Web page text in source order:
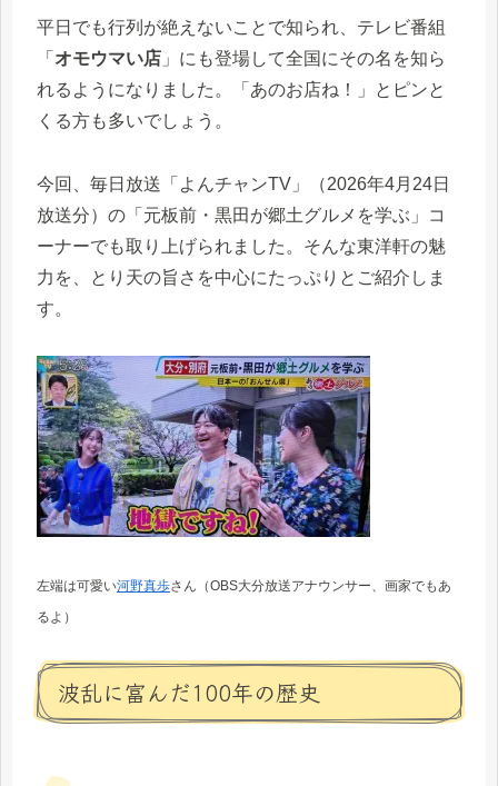
平日でも行列が絶えないことで知られ、テレビ番組
「 オモウマい店 」にも登場して全国にその名を知ら
れるようになりました。「あのお店ね！」とピンと
くる方も多いでしょう。
今回、毎日放送「よんチャンTV」（2026年4月24日
放送分）の「元板前・黒田が郷土グルメを学ぶ」コ
ーナーでも取り上げられました。そんな東洋軒の魅
力を、とり天の旨さを中心にたっぷりとご紹介しま
す。
左端は可愛い河野真歩さん（OBS大分放送アナウンサー、画家でもあ
るよ）
波乱に富んだ100年の歴史